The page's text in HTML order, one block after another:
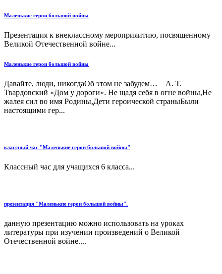
Маленькие герои большой войны
Презентация к внеклассному мероприяитию, посвященному
Великой Отечественной войне...
Маленькие герои большой войны
Давайте, люди, никогдаОб этом не забудем… А. Т.
Твардовский «Дом у дороги». Не щадя себя в огне войны,Не
жалея сил во имя Родины,Дети героической страныБыли
настоящими гер...
классный час "Маленькие герои большой войны"
Классный час для учащихся 6 класса...
презентация "Маленькие герои большой войны".
данную презентацию можно использовать на уроках
литературы при изучении произведений о Великой
Отечественной войне....